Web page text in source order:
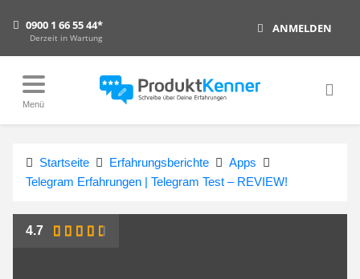
0900 1 66 55 44*
Derzeit in Wartung
ANMELDEN
Menü
Startseite Erfahrungsberichte
Apps
Telegram Erfahrungen | Telegram Test – REVIEW!
4.7